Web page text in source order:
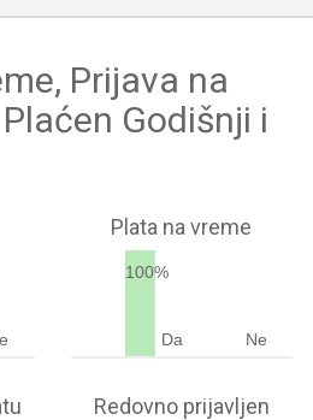
Prijava na
Godišnji i
Plata na vreme
100%
Da Ne
Redovno prijavljen